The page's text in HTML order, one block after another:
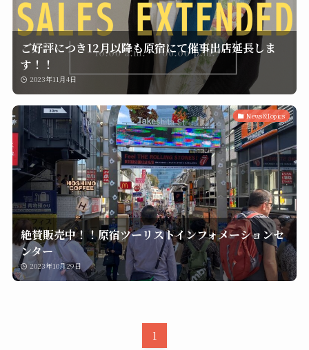
ご好評につき12月以降も原宿にて催事出店延長しま
す！！
2023年11月4日
News&Topics
絶賛販売中！！原宿ツーリストインフォメーションセ
ンター
2023年10月29日
1